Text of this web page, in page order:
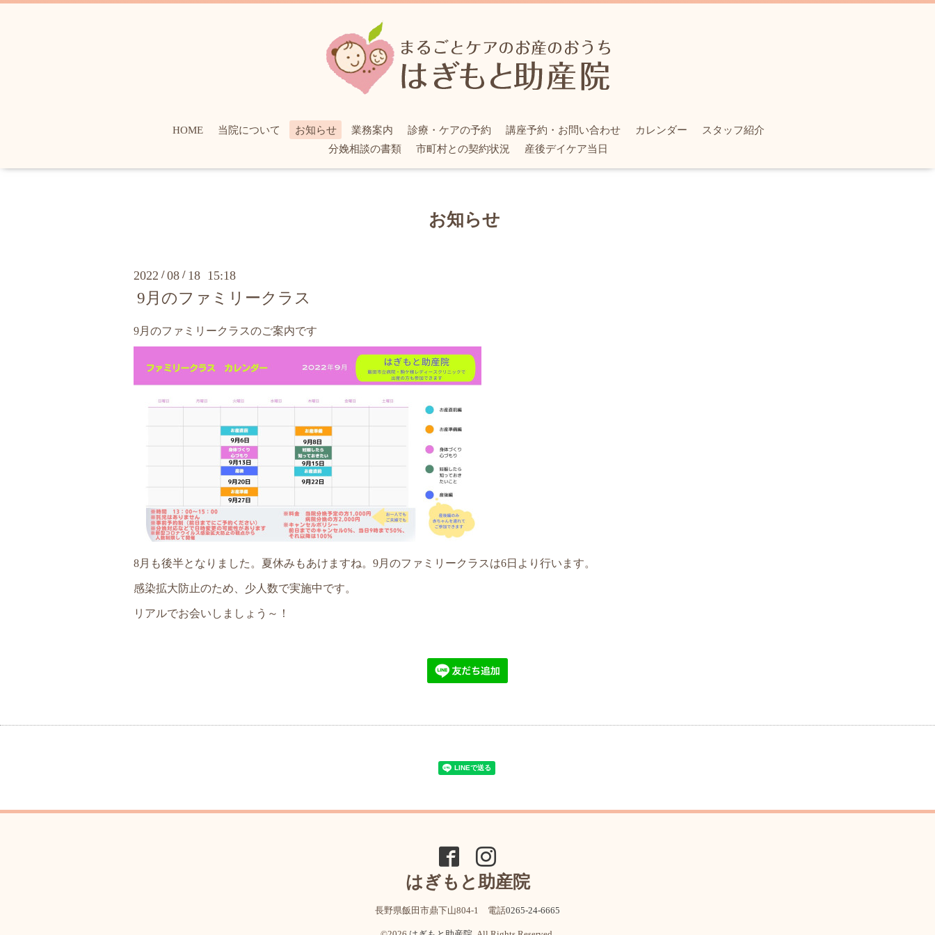
HOME 当院について お知らせ 業務案内 診療・ケアの予約 講座予約・お問い合わせ カレンダー
スタッフ紹介
分娩相談の書類
市町村との契約状況 産後デイケア当日
お知らせ
2022 /08 / 18 15:18
9月のファミリークラス
9月のファミリークラスのご案内です
8月も後半となりました。夏休みもあけますね。9月のファミリークラスは6日より行います。
感染拡大防止のため、少人数で実施中です。
リアルでお会いしましょう～！
はぎもと助産院
長野県飯田市鼎下山804-1 電話0265-24-6665